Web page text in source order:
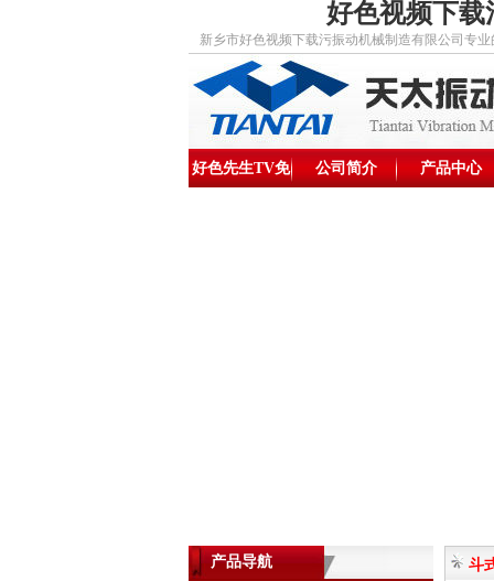
好色视频下载
新乡市好色视频下载污振动机械制造有限公司专业的
好色先生TV免 公司简介 产品中心
产品导航 斗